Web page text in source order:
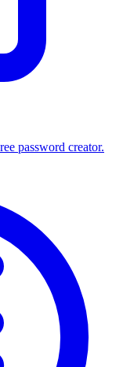
password creator.